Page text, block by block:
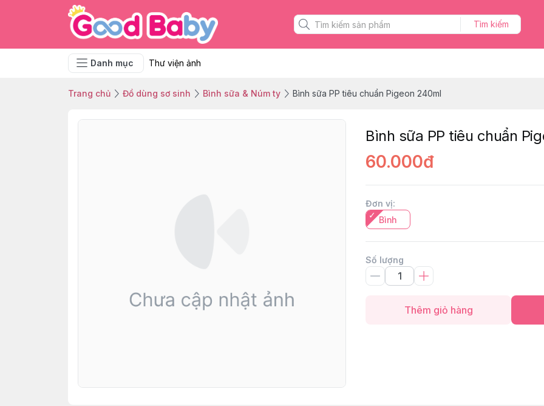
Tìm kiếm
Danh mục Thư viện ảnh
Trang chủ Đồ dùng sơ sinh Bình sữa & Núm ty Bình sữa PP tiêu chuẩn Pigeon 240ml
Bình sữa PP tiêu chuẩn
60.000đ
Đơn vị:
Bình
Số lượng
Thêm giỏ hàng